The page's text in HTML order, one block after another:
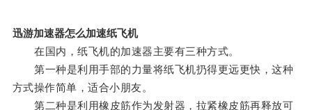
迅游加速器怎么加速纸飞机
在国内，纸飞机的加速器主要有三种方式。
第一种是利用手部的力量将纸飞机扔得更远更快，这种
方式操作简单，适合小朋友。
第二种是利用橡皮筋作为发射器，拉紧橡皮筋再释放可